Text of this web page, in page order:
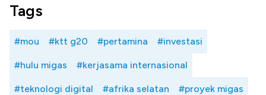
Tags
#mou #ktt g20 #pertamina #investasi
#hulu migas #kerjasama internasional
#teknologi digital #afrika selatan #proyek migas